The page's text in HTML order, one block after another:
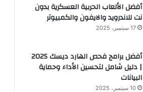
أفضل الألعاب الحربية العسكرية بدون
نت للاندرويد والايفون والكمبيوتر
17 سبتمبر، 2025
أفضل برامج فحص الهارد ديسك 2025
| دليل شامل لتحسين الأداء وحماية
البيانات
10 سبتمبر، 2025